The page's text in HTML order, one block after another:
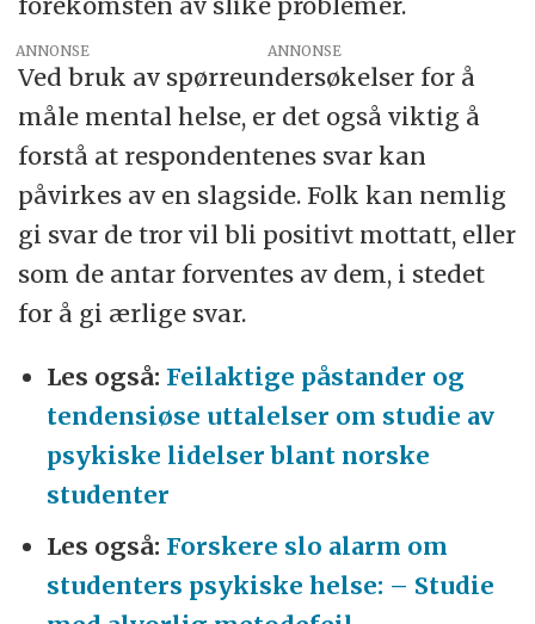
ANNONSE
Ved bruk av spørreundersøkelser for å
måle mental helse, er det også viktig å
forstå at respondentenes svar kan
påvirkes av en slagside. Folk kan nemlig
gi svar de tror vil bli positivt mottatt, eller
som de antar forventes av dem, i stedet
for å gi ærlige svar.
Les også:Feilaktige påstander og
tendensiøse uttalelser om studie av
psykiske lidelser blant norske
studenter
Les også:Forskere slo alarm om
studenters psykiske helse: – Studie